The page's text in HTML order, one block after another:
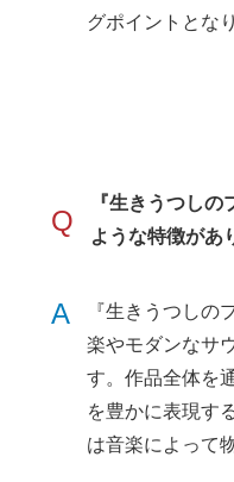
グポイントとな
Q
『生きうつし
ような特徴があ
A
『生きうつしの
楽やモダンなサ
す。作品全体を
を豊かに表現す
は音楽によって